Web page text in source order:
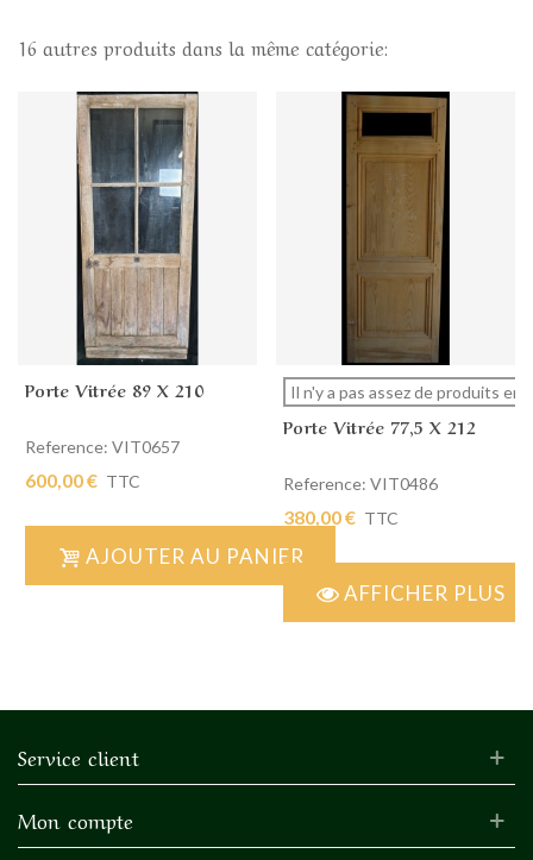
16 autres produits dans la même catégorie:
Porte Vitrée 89 X 210
Reference: VIT0657
600,00 € TTC
AJOUTER AU PANIER
Il n'y a pas assez de produits en
Porte Vitrée 77,5 X 212
Reference: VIT0486
380,00 € TTC
AFFICHER PLUS
Service client
Mon compte